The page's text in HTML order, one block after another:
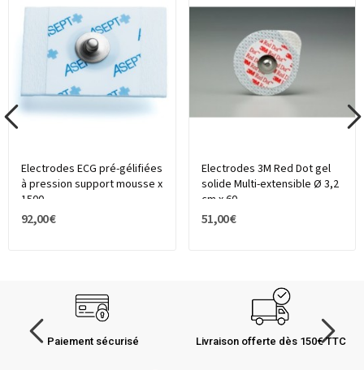
Electrodes ECG pré-gélifiées
à pression support mousse x
1500
92,00 €
Electrodes 3M Red Dot gel
solide Multi-extensible Ø 3,2
cm x 60
51,00 €
Paiement sécurisé Livraison offerte dès 150€ TTC